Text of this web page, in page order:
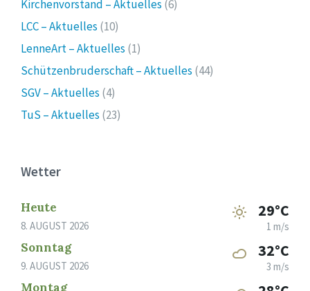
Kirchenvorstand – Aktuelles (6)
LCC – Aktuelles (10)
LenneArt – Aktuelles (1)
Schützenbruderschaft – Aktuelles (44)
SGV – Aktuelles (4)
TuS – Aktuelles (23)
Wetter
Heute
8. AUGUST 2026
29°C
1 m/s
Sonntag
9. AUGUST 2026
32°C
3 m/s
Montag